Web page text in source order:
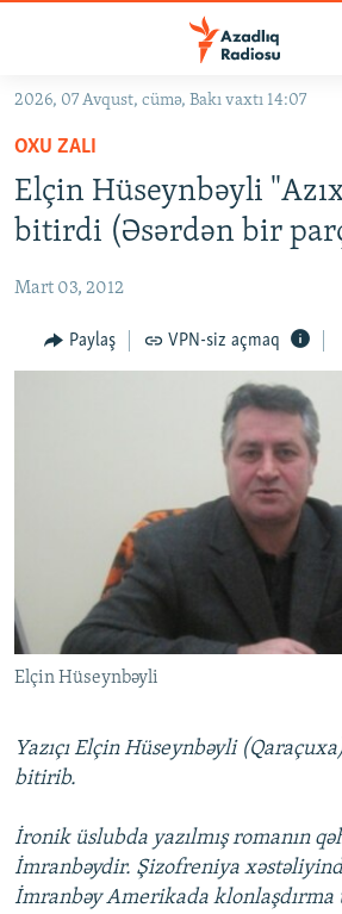
Əsas
qayıt
Əsas
naviqasiyaya
qayıt
#İZAHLA
KORRUPSIOMETR
FƏRQƏ BAX
QANUNI DOĞRU
FOTOQALEREYA
İNFOQRAFIKA
KARIKATURA
AZƏRBAYCAN ƏDƏBIYYATI KITABXANASI
İSLAM VƏ DEMOKRATIYA
İZ - MƏDƏNIYYƏT PROQRAMI
MISSIYAMIZ
PEŞƏ ETIKASI VƏ JURNALISTIKA
MATERIALLARIMIZDAN ISTIFADƏ
AZADLIQRADIOSU MOBIL TELEFONUNUZDA
XƏBƏR BÜLLETENLƏRIMIZ
RFE/RL-in bütün saytları
2026, 07 Avqust, cümə, Bakı vaxtı 14:07
OXU ZALI
Elçin Hüseynbəyli
bitirdi (Əsərdən bir
Mart 03, 2012
Paylaş VPN-siz açmaq
Elçin Hüseynbəyli
Yazıçı Elçin Hüseynbəyli
bitirib.
İronik üslubda yazılmış romanın
İmranbəydir. Şizofreniya
İmranbəy Amerikada klonlaşdırma